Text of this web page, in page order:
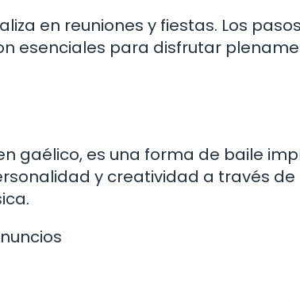
en reuniones y fiestas. Los
esenciales para disfrutar
gaélico, es una forma de baile
y creatividad a través de